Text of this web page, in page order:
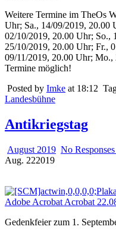
Weitere Termine im TheOs
Uhr; Sa., 14/09/2019, 20.00
02/10/2019, 20.00 Uhr; So.,
25/10/2019, 20.00 Uhr; Fr.,
09/11/2019, 20.00 Uhr; Mo.,
Termine möglich!
Posted by Imke at 18:12
Landesbühne
Antikriegstag
August 2019 No
Aug. 222019
Gedenkfeier zum 1.